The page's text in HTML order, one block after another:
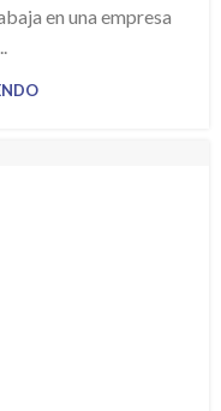
en una empresa